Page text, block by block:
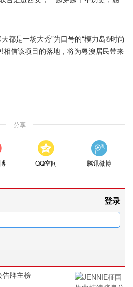
是一场大秀”为口号的“模力岛®时尚
相信该项目的落地，将为粤澳居民带来
分享
QQ空间 腾讯微博
登录
告牌主榜